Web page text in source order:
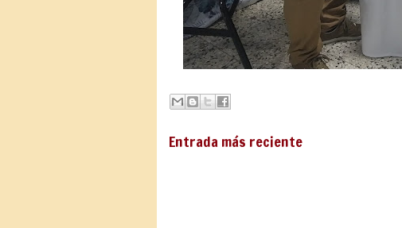
Entrada más reciente